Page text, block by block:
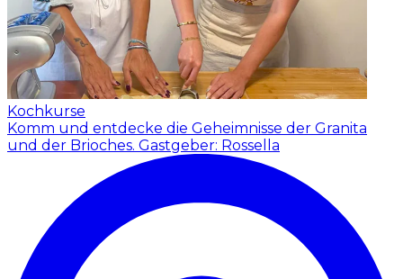
Kochkurse
Komm und entdecke die Geheimnisse der Granita
und der Brioches. Gastgeber: Rossella